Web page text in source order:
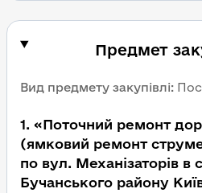
Предмет
Вид предмету закупівлі:
1. «Поточний ремонт
(ямковий ремонт
по вул. Механізаторів в
Бучанського району